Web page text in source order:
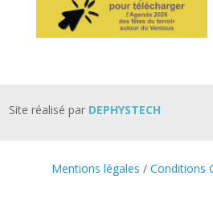
Site réalisé par DEPHYSTECH
Mentions légales / Conditions